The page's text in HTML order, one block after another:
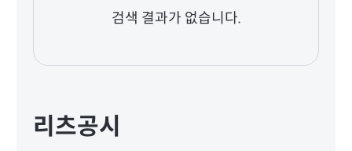
검색 결과가 없습니다.
리츠공시